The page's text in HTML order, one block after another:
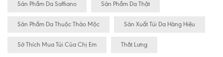
Sản Phẩm Da Saffiano Sản Phẩm Da Thật
Sản Phẩm Da Thuộc Thảo Mộc Sản Xuất Túi Da Hàng Hiệu
Sở Thích Mua Túi Của Chị Em Thắt Lưng